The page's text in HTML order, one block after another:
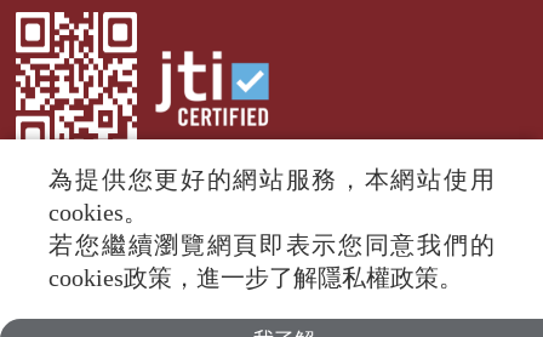
© 2024 RTI (Radio Taiwan International).
All rights reserved.
為提供您更好的網站服務，本網站使用
cookies。
若您繼續瀏覽網頁即表示您同意我們的
cookies政策，進一步了解隱私權政策。